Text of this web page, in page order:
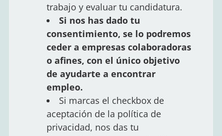
trabajo y evaluar tu candidatura.
Si nos has dado tu
consentimiento, se lo podremos
ceder a empresas colaboradoras
o afines, con el único objetivo
de ayudarte a encontrar
empleo.
Si marcas el checkbox de
aceptación de la política de
privacidad, nos das tu